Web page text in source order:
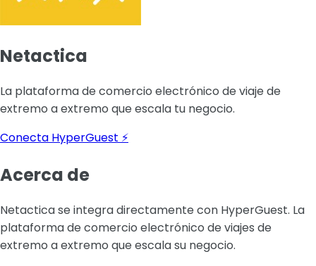
Netactica
La plataforma de comercio electrónico de viaje de
extremo a extremo que escala tu negocio.
Conecta HyperGuest ⚡
Acerca de
Netactica se integra directamente con HyperGuest. La
plataforma de comercio electrónico de viajes de
extremo a extremo que escala su negocio.